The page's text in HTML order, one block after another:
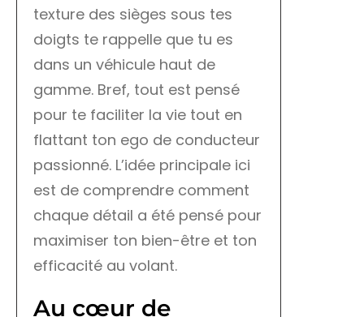
texture des sièges sous tes
doigts te rappelle que tu es
dans un véhicule haut de
gamme. Bref, tout est pensé
pour te faciliter la vie tout en
flattant ton ego de conducteur
passionné. L’idée principale ici
est de comprendre comment
chaque détail a été pensé pour
maximiser ton bien-être et ton
efficacité au volant.
Au cœur de